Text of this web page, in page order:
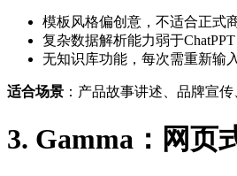
模板风格偏创意，不适合正式
复杂数据解析能力弱于ChatPPT
无知识库功能，每次需重新输
适合场景 ：产品故事讲述、品牌宣
3. Gamma：网页